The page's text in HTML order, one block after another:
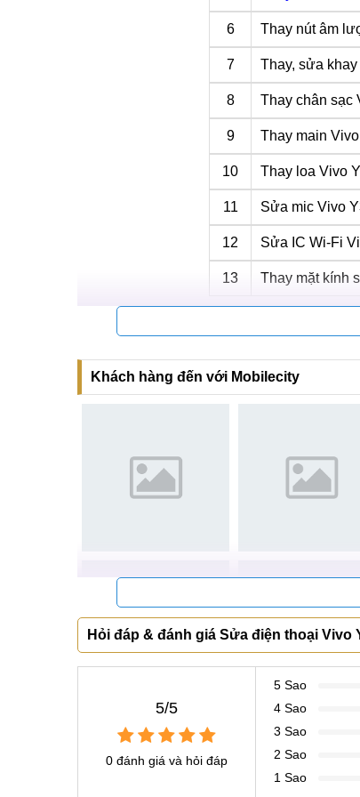
6 Thay nút âm
7 Thay, sửa
8 Thay chân sạc
9 Thay main
10 Thay loa Vivo
11 Sửa mic Vivo
12 Sửa IC Wi-Fi
13 Thay mặt kính
kết nối với IC sóng. Nói cách khác, để
cần có sự hỗ trợ của khay SIM.
sẽ không thể lắp SIM, điện thoại không có
4G để truy cập Internet,.... thật bất tiện.
Loa trong hay loa ngoài trên điện thoại là
dùng. Loa giúp điện thoại thực hiện tốt
động nói chung và Vivo Y31 nói riêng có
Khách hàng đến với Mobilecity
Hỏi đáp & đánh giá Sửa điện thoại Vivo
5/5
0 đánh giá và hỏi đáp
5 Sao
4 Sao
3 Sao
2 Sao
1 Sao